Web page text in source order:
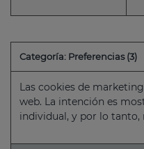
Categoría: Preferencias (3)
Las cookies de
web. La intención es
individual, y por lo tanto,